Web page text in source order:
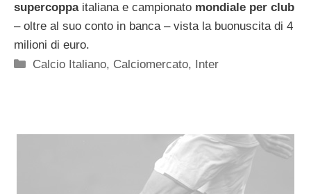
supercoppaitaliana e campionato mondiale per club
– oltre al suo conto in banca – vista la buonuscita di 4
milioni di euro.
Categorie
Calcio Italiano, Calciomercato, Inter